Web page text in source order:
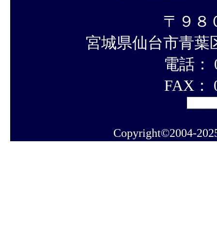
〒９８
宮城県仙台市青葉
電話：
FAX：
Copyright©2004-